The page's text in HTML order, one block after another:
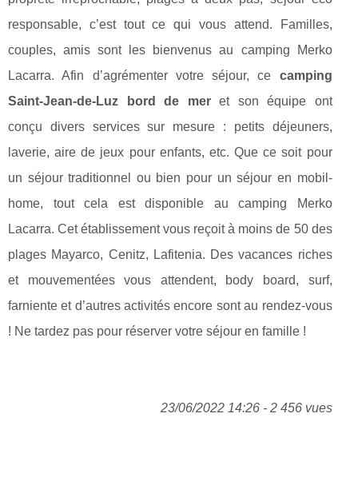
responsable, c’est tout ce qui vous attend. Familles,
couples, amis sont les bienvenus au camping Merko
Lacarra. Afin d’agrémenter votre séjour, ce camping
Saint-Jean-de-Luz bord de meret son équipe ont
conçu divers services sur mesure : petits déjeuners,
laverie, aire de jeux pour enfants, etc. Que ce soit pour
un séjour traditionnel ou bien pour un séjour en mobil-
home, tout cela est disponible au camping Merko
Lacarra. Cet établissement vous reçoit à moins de 50 des
plages Mayarco, Cenitz, Lafitenia. Des vacances riches
et mouvementées vous attendent, body board, surf,
farniente et d’autres activités encore sont au rendez-vous
! Ne tardez pas pour réserver votre séjour en famille !
23/06/2022 14:26 - 2 456 vues